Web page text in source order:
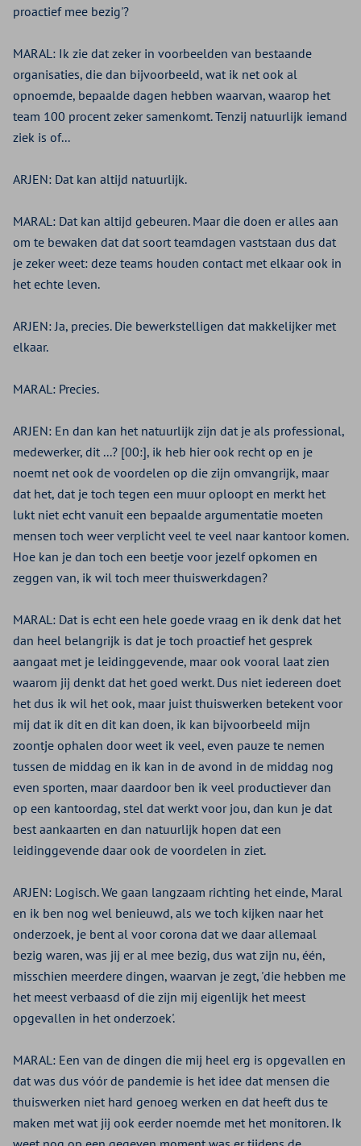
proactief mee bezig'?
MARAL: Ik zie dat zeker in voorbeelden van bestaande
organisaties, die dan bijvoorbeeld, wat ik net ook al
opnoemde, bepaalde dagen hebben waarvan, waarop het
team 100 procent zeker samenkomt. Tenzij natuurlijk iemand
ziek is of...
ARJEN: Dat kan altijd natuurlijk.
MARAL: Dat kan altijd gebeuren. Maar die doen er alles aan
om te bewaken dat dat soort teamdagen vaststaan dus dat
je zeker weet: deze teams houden contact met elkaar ook in
het echte leven.
ARJEN: Ja, precies. Die bewerkstelligen dat makkelijker met
elkaar.
MARAL: Precies.
ARJEN: En dan kan het natuurlijk zijn dat je als professional,
medewerker, dit ...? [00:], ik heb hier ook recht op en je
noemt net ook de voordelen op die zijn omvangrijk, maar
dat het, dat je toch tegen een muur oploopt en merkt het
lukt niet echt vanuit een bepaalde argumentatie moeten
mensen toch weer verplicht veel te veel naar kantoor komen.
Hoe kan je dan toch een beetje voor jezelf opkomen en
zeggen van, ik wil toch meer thuiswerkdagen?
MARAL: Dat is echt een hele goede vraag en ik denk dat het
dan heel belangrijk is dat je toch proactief het gesprek
aangaat met je leidinggevende, maar ook vooral laat zien
waarom jij denkt dat het goed werkt. Dus niet iedereen doet
het dus ik wil het ook, maar juist thuiswerken betekent voor
mij dat ik dit en dit kan doen, ik kan bijvoorbeeld mijn
zoontje ophalen door weet ik veel, even pauze te nemen
tussen de middag en ik kan in de avond in de middag nog
even sporten, maar daardoor ben ik veel productiever dan
op een kantoordag, stel dat werkt voor jou, dan kun je dat
best aankaarten en dan natuurlijk hopen dat een
leidinggevende daar ook de voordelen in ziet.
ARJEN: Logisch. We gaan langzaam richting het einde, Maral
en ik ben nog wel benieuwd, als we toch kijken naar het
onderzoek, je bent al voor corona dat we daar allemaal
bezig waren, was jij er al mee bezig, dus wat zijn nu, één,
misschien meerdere dingen, waarvan je zegt, 'die hebben me
het meest verbaasd of die zijn mij eigenlijk het meest
opgevallen in het onderzoek'.
MARAL: Een van de dingen die mij heel erg is opgevallen en
dat was dus vóór de pandemie is het idee dat mensen die
thuiswerken niet hard genoeg werken en dat heeft dus te
maken met wat jij ook eerder noemde met het monitoren. Ik